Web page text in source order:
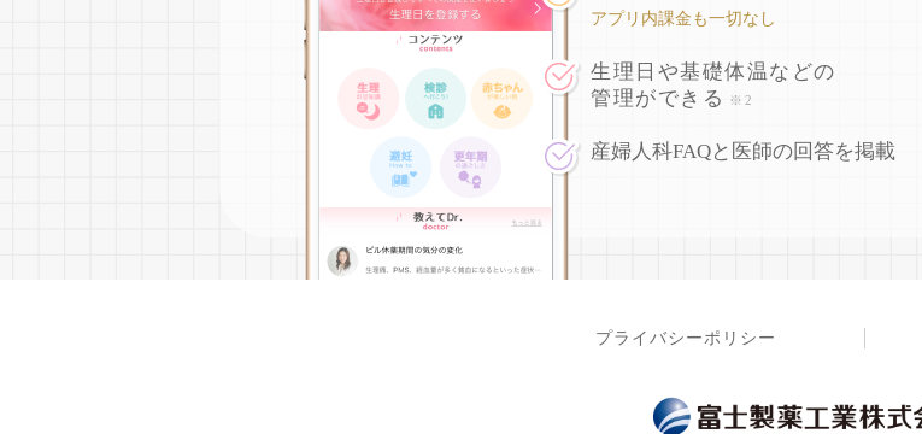
アプリ内課金も一切なし
生理日や基礎体温などの
管理ができる
※2
産婦人科FAQと医師の回答を掲載
プライバシーポリシー